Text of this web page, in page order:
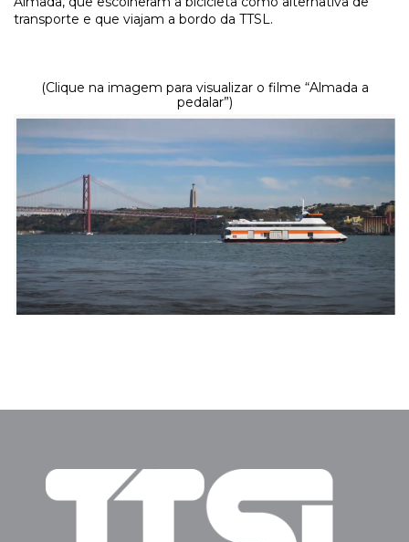
transporte e que viajam a bordo da TTSL.
(Clique na imagem para visualizar o filme “Almada a
pedalar”)